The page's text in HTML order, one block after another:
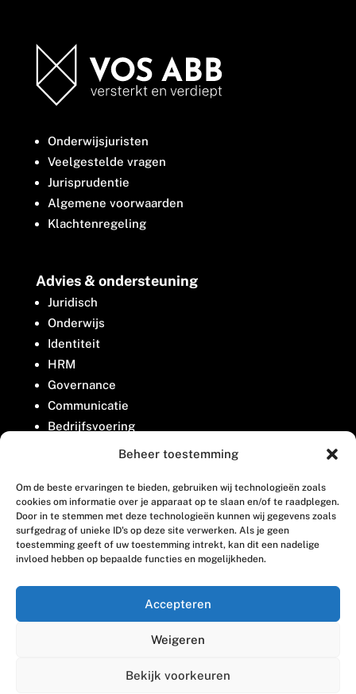
Beheer toestemming
Om de beste ervaringen te bieden, gebruiken wij technologieën zoals
cookies om informatie over je apparaat op te slaan en/of te raadplegen.
Door in te stemmen met deze technologieën kunnen wij gegevens zoals
surfgedrag of unieke ID's op deze site verwerken. Als je geen
toestemming geeft of uw toestemming intrekt, kan dit een nadelige
invloed hebben op bepaalde functies en mogelijkheden.
Accepteren
Weigeren
Bekijk voorkeuren
Onderwijsjuristen
Veelgestelde vragen
Jurisprudentie
Algemene voorwaarden
Klachtenregeling
Advies & ondersteuning
Juridisch
Onderwijs
Identiteit
HRM
Governance
Communicatie
Bedrijfsvoering
Belangenbehartiging
Contact
Houttuinlaan 8
3447 GM Woerden